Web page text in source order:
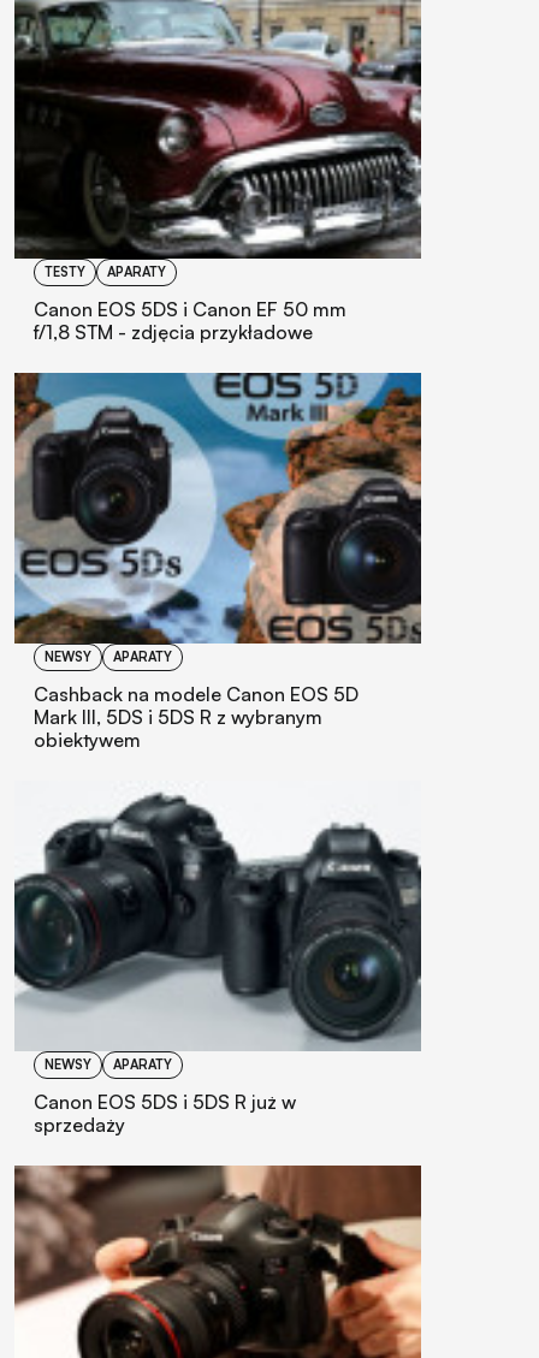
TESTY APARATY
Canon EOS 5DS i Canon EF 50 mm
f/1,8 STM - zdjęcia przykładowe
NEWSY APARATY
Cashback na modele Canon EOS 5D
Mark III, 5DS i 5DS R z wybranym
obiektywem
NEWSY APARATY
Canon EOS 5DS i 5DS R już w
sprzedaży